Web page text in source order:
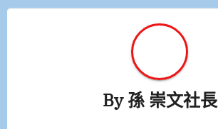
By孫 崇文社長